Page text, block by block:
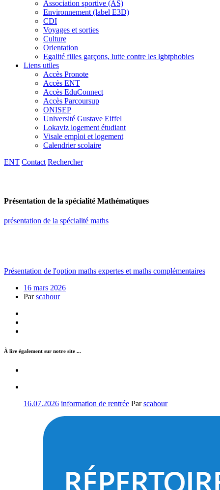
Association sportive (AS)
Environnement (label E3D)
CDI
Voyages et sorties
Culture
Orientation
Egalité filles garçons, lutte contre les lgbtphobies
Liens utiles
Accès Pronote
Accès ENT
Accès EduConnect
Accès Parcoursup
ONISEP
Université Gustave Eiffel
Lokaviz logement étudiant
Visale emploi et logement
Calendrier scolaire
ENT Contact Rechercher
Présentation de la spécialité Mathématiques
présentation de la spécialité maths
Présentation de l'option maths expertes et maths complémentaires
16 mars 2026
Parscahour
À lire également sur notre site ...
16.07.2026 information de rentrée Parscahour